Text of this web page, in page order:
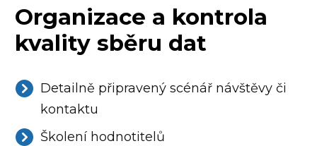
Organizace a kontrola
kvality sběru dat
Detailně připravený scénář návštěvy či
kontaktu
Školení hodnotitelů